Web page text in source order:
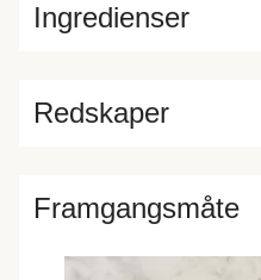
Ingredienser
Redskaper
Framgangsmåte